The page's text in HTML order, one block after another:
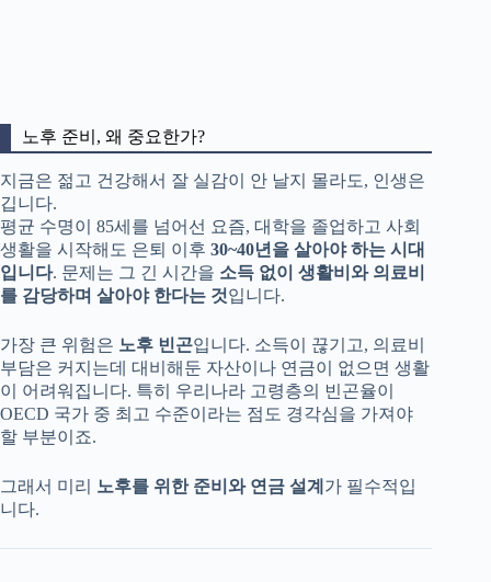
노후 준비, 왜 중요한가?
지금은 젊고 건강해서 잘 실감이 안 날지 몰라도, 인생은
깁니다.
평균 수명이 85세를 넘어선 요즘, 대학을 졸업하고 사회
생활을 시작해도 은퇴 이후 30~40년을 살아야 하는 시대
입니다. 문제는 그 긴 시간을 소득 없이 생활비와 의료비
를 감당하며 살아야 한다는 것입니다.
가장 큰 위험은 노후 빈곤입니다. 소득이 끊기고, 의료비
부담은 커지는데 대비해둔 자산이나 연금이 없으면 생활
이 어려워집니다. 특히 우리나라 고령층의 빈곤율이
OECD 국가 중 최고 수준이라는 점도 경각심을 가져야
할 부분이죠.
그래서 미리 노후를 위한 준비와 연금 설계 가 필수적입
니다.